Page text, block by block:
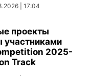
| 17:04
проекты
участниками
2025-
Track